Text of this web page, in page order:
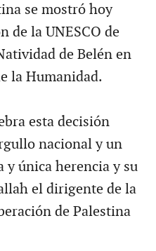
se mostró hoy
de la UNESCO de
de Belén en
la Humanidad.
esta decisión
nacional y un
y única herencia y su
el dirigente de la
de Palestina